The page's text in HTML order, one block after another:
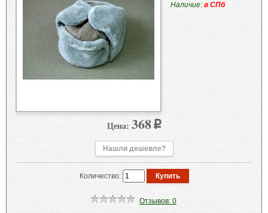
Наличие: в СПб
Цена: 368p
Нашли дешевле?
Количество:
Отзывов: 0